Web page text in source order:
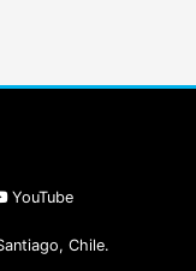
YouTube
Chile.